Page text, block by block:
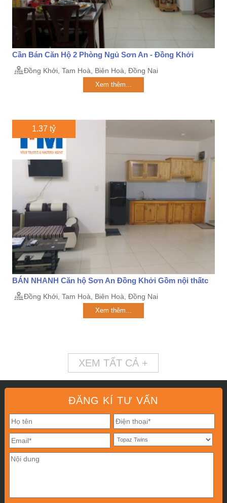
Cần Bán Căn Hộ 2 Phòng Ngủ Sơn An - Đồng Khởi
Đồng Khởi, Tam Hoà, Biên Hoà, Đồng Nai
Xem thêm...
1.37 tỷ
BÁN NHANH Căn hộ Sơn An Đồng Khởi Gồm nội thấtc
Đồng Khởi, Tam Hoà, Biên Hoà, Đồng Nai
Xem thêm...
XEM TẤT CẢ +
ĐĂNG KÍ TƯ VẤN